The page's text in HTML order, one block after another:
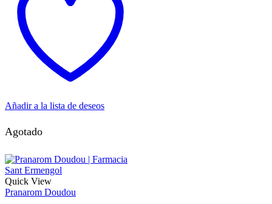
Añadir a la lista de deseos
Agotado
Quick View
Pranarom Doudou